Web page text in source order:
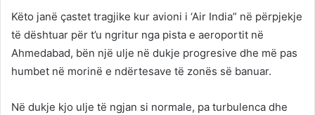
Këto janë çastet tragjike kur avioni i ‘Air India” në përpjekje
të dështuar për t’u ngritur nga pista e aeroportit në
Ahmedabad, bën një ulje në dukje progresive dhe më pas
humbet në morinë e ndërtesave të zonës së banuar.
Në dukje kjo ulje të ngjan si normale, pa turbulenca dhe